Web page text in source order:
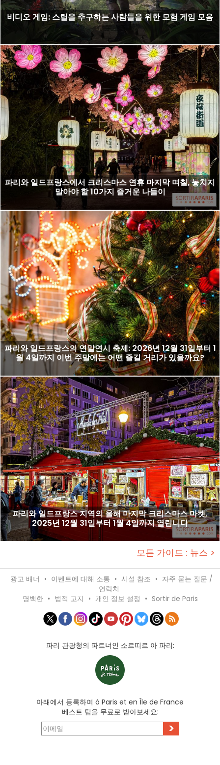
비디오 게임: 스릴을 추구하는 사람들을 위한 모험 게임 모음
파리와 일드프랑스에서 크리스마스 연휴 마지막 며칠, 놓치지
말아야 할 10가지 즐거운 나들이
파리와 일드프랑스의 연말연시 축제: 2026년 12월 31일부터 1
월 4일까지 이번 주말에는 어떤 즐길 거리가 있을까요?
파리와 일드프랑스 지역의 올해 마지막 크리스마스 마켓,
2025년 12월 31일부터 1월 4일까지 열립니다
모든 가이드 : 뉴스 >
광고 배너 • 이벤트에 대해 소통 • 시설 참조 • 자주 묻는 질문 /
연락처
명백한 • 법적 고지 • 개인 정보 설정 • Sortir de Paris
파리 관광청의 파트너인 소르띠르 아 파리:
아래에서 등록하여 à Paris et en Île de France
베스트 팁을 무료로 받아보세요:
>